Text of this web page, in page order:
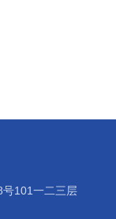
101一二三层